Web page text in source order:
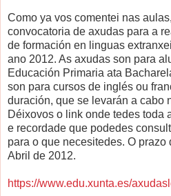
Como ya vos comentei nas
convocatoria de axudas para a
de formación en linguas
ano 2012. As axudas son para
Educación Primaria ata
son para cursos de inglés ou
duración, que se levarán a cabo
Déixovos o link onde tedes toda
e recordade que podedes
para o que necesitedes. O
Abril de 2012.
https://www.edu.xunta.es/